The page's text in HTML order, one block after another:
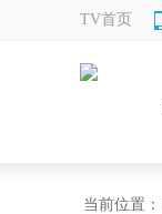
TV首页
当前位置：